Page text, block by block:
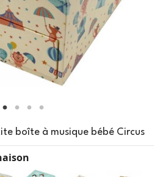
boîte à musique bébé Circus